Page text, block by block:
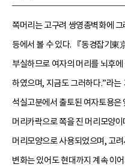
쪽머리는 고구려 쌍영총벽화에
등에서 볼 수 있다. 『동경잡기東
부실하므로 여자의 머리를 뇌후
하였으며, 지금도 그러하다.”라
석실고분에서 출토된 여자토용은
머리카락으로 쪽을 진 머리모양
머리모양으로 사용되었으며, 고
변화는 있어도 현대까지 계속 이